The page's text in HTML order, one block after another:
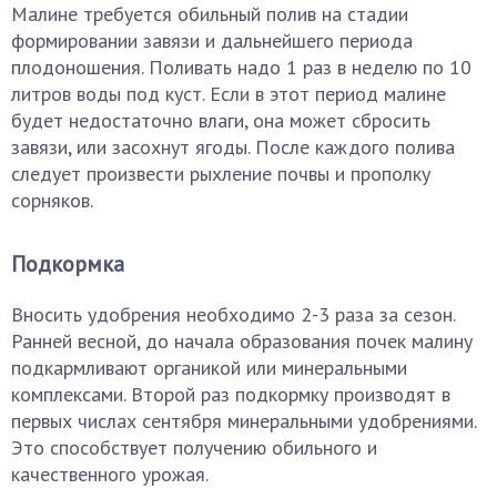
Малине требуется обильный полив на стадии
формировании завязи и дальнейшего периода
плодоношения. Поливать надо 1 раз в неделю по 10
литров воды под куст. Если в этот период малине
будет недостаточно влаги, она может сбросить
завязи, или засохнут ягоды. После каждого полива
следует произвести рыхление почвы и прополку
сорняков.
Подкормка
Вносить удобрения необходимо 2-3 раза за сезон.
Ранней весной, до начала образования почек малину
подкармливают органикой или минеральными
комплексами. Второй раз подкормку производят в
первых числах сентября минеральными удобрениями.
Это способствует получению обильного и
качественного урожая.